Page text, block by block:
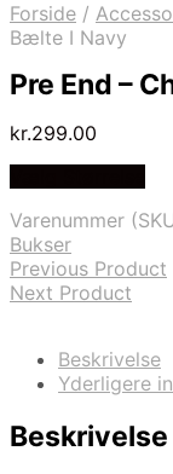
Forside /
Bælte I Navy
Pre End –
kr.299.00
Varenummer
Bukser
Previous Product
Next Product
Beskrivelse
Yderligere
Beskrivelse